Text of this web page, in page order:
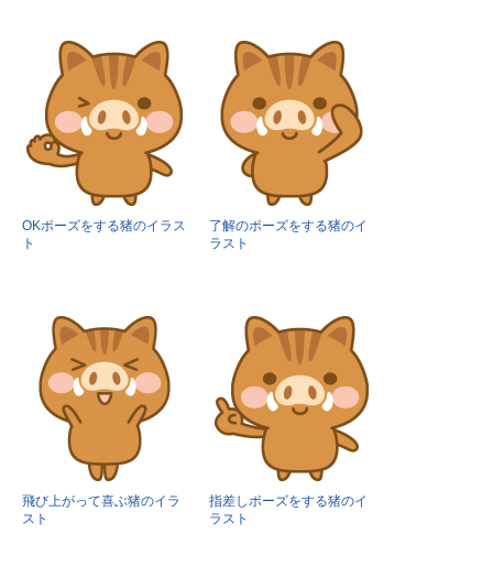
OKポーズをする猪のイラス
ト
了解のポーズをする猪のイ
ラスト
飛び上がって喜ぶ猪のイラ
スト
指差しポーズをする猪のイ
ラスト